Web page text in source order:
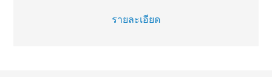
รายละเอียด